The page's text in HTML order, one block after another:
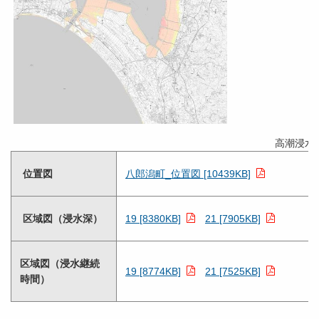
高潮浸水
位置図 八郎潟町_位置図 [10439KB]
区域図（浸水深） 19 [8380KB] 21 [7905KB]
区域図（浸水継続
時間）
19 [8774KB] 21 [7525KB]